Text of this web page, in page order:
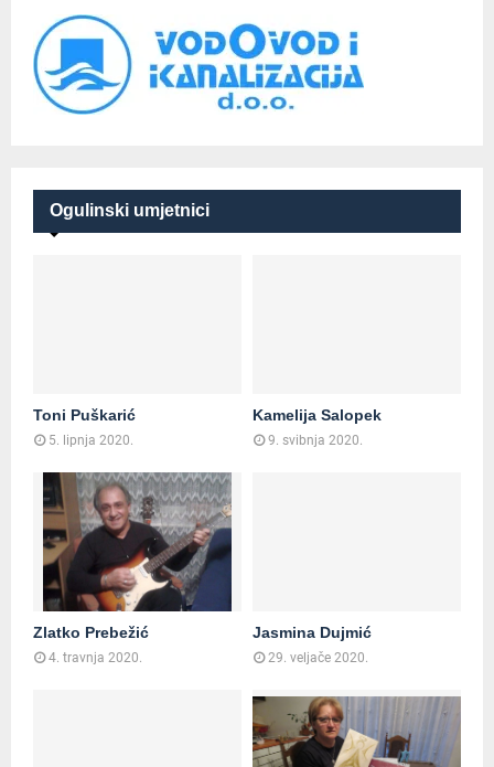
Ogulinski umjetnici
Toni Puškarić
5. lipnja 2020.
Kamelija Salopek
9. svibnja 2020.
Zlatko Prebežić
4. travnja 2020.
Jasmina Dujmić
29. veljače 2020.